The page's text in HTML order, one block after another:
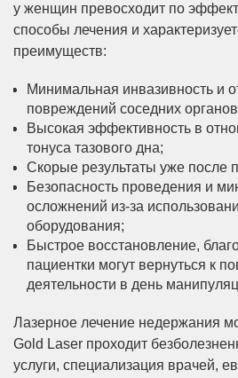
у женщин превосходит по
способы лечения и
преимуществ:
Минимальная инвазивность и
повреждений соседних
Высокая эффективность в
тонуса тазового дна;
Скорые результаты уже после
Безопасность проведения и
осложнений из-за
оборудования;
Быстрое восстановление,
пациентки могут вернуться к
деятельности в день
Лазерное лечение недержания
Gold Laser проходит
услуги, специализация врачей,